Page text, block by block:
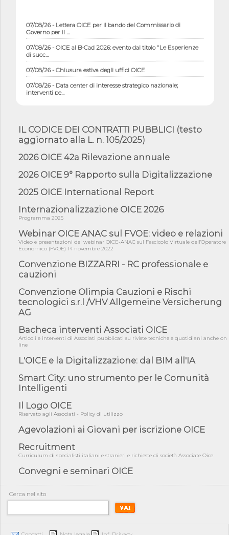
07/08/26 - Lettera OICE per il bando del Commissario di
Governo per il ...
07/08/26 - OICE al B-Cad 2026: evento dal titolo "Le Esperienze
di succ...
07/08/26 - Chiusura estiva degli uffici OICE
07/08/26 - Data center di interesse strategico nazionale;
interventi pe...
07/08/26 - Ponte sullo Stretto di Messina: deliberata la
sussistenza di...
costr...
06/08/26 - Istat, produzione industriale in calo dell'1% a giugno,
su a...
06/08/26 - Dal 3 agosto in vigore l'obbligo di energie rinnovabili
06/08/26 - DL PA approvato in Cdm: contributi per
06/08/26 - CdM: approvato il d.lgs. di adeguamento all’AI Act in
mate...
06/08/26 - DDL delegazione europea in Cdm per recepimento
norme UE in m...
fiducia...
05/08/26 - Focus OICE sul DDL di riforma della responsabilità
amminist...
05/08/26 - Anac: pubblicata la Relazione illustrativa al Bando tipo
2 s...
Professioni ...
05/08/26 - Successo OICE per il bando della Città metropolitana
di Reg...
Campa...
04/08/26 - DL PA: previste cancellazioni da elenchi professionisti
per ...
04/08/26 - International Sustainable Buildings Competition -
COP31, An...
impugnar...
04/08/26 - Rapporto Anac corruzione 2020-2026: procedimenti
penali per ...
04/08/26 - CdS: partecipazione alla gara non equivale ad
acquiescenza r...
04/08/26 - DL Infrastrutture approvato alla Camera, passa ora al
IL CODICE DEI CONTRATTI PUBBLICI (testo
aggiornato alla L. n. 105/2025)
2026 OICE 42a Rilevazione annuale
2026 OICE 9° Rapporto sulla Digitalizzazione
2025 OICE International Report
Internazionalizzazione OICE 2026
Programma 2025
Webinar OICE ANAC sul FVOE: video e relazioni
Video e presentazioni del webinar OICE-ANAC sul Fascicolo Virtuale dell'Operatore
Economico (FVOE) 14 novembre 2022
Convenzione BIZZARRI - RC professionale e
cauzioni
Convenzione Olimpia Cauzioni e Rischi
tecnologici s.r.l /VHV Allgemeine Versicherung
AG
Bacheca interventi Associati OICE
Articoli e interventi di Associati pubblicati su riviste tecniche e quotidiani anche on
line
L'OICE e la Digitalizzazione: dal BIM all'IA
Smart City: uno strumento per le Comunità
Intelligenti
Il Logo OICE
Riservato agli Associati - Policy di utilizzo
Agevolazioni ai Giovani per iscrizione OICE
Recruitment
Curriculum di specialisti italiani e stranieri e richieste di società Associate Oice
Convegni e seminari OICE
Cerca nel sito